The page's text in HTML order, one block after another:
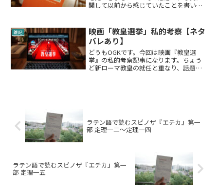
関して以前から感じていたことを書いて
トスペースにて開催されております
YOSIGO 写真展「Hol...
雑記
映画「教皇選挙」私的考察【ネタ
バレあり】
どうもOGKです。今回は映画『教皇選
挙』の私的考察記事になります。ちょう
ど新ローマ教皇の就任と重なり、話題に
ラテン語で読むスピノザ『エチカ』第一
部 定理一二〜定理一四
ラテン語で読むスピノザ『エチカ』第一
部 定理一五